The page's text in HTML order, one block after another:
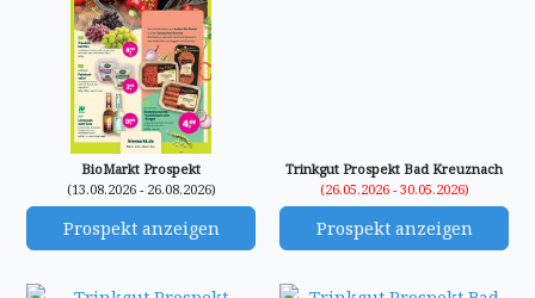
BioMarkt Prospekt
(13.08.2026 - 26.08.2026)
Prospekt anzeigen
Trinkgut Prospekt Bad Kreuznach
(26.05.2026 - 30.05.2026)
Prospekt anzeigen